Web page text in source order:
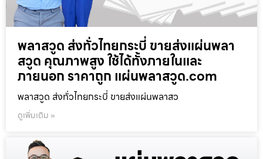
พลาสวูด ส่งทั่วไทยกระบี่ ขายส่งแผ่นพลา
สวูด คุณภาพสูง ใช้ได้ทั้งภายในและ
ภายนอก ราคาถูก แผ่นพลาสวูด.com
พลาสวูด ส่งทั่วไทยกระบี่ ขายส่งแผ่นพลาสว
ดูเพิ่มเติม »